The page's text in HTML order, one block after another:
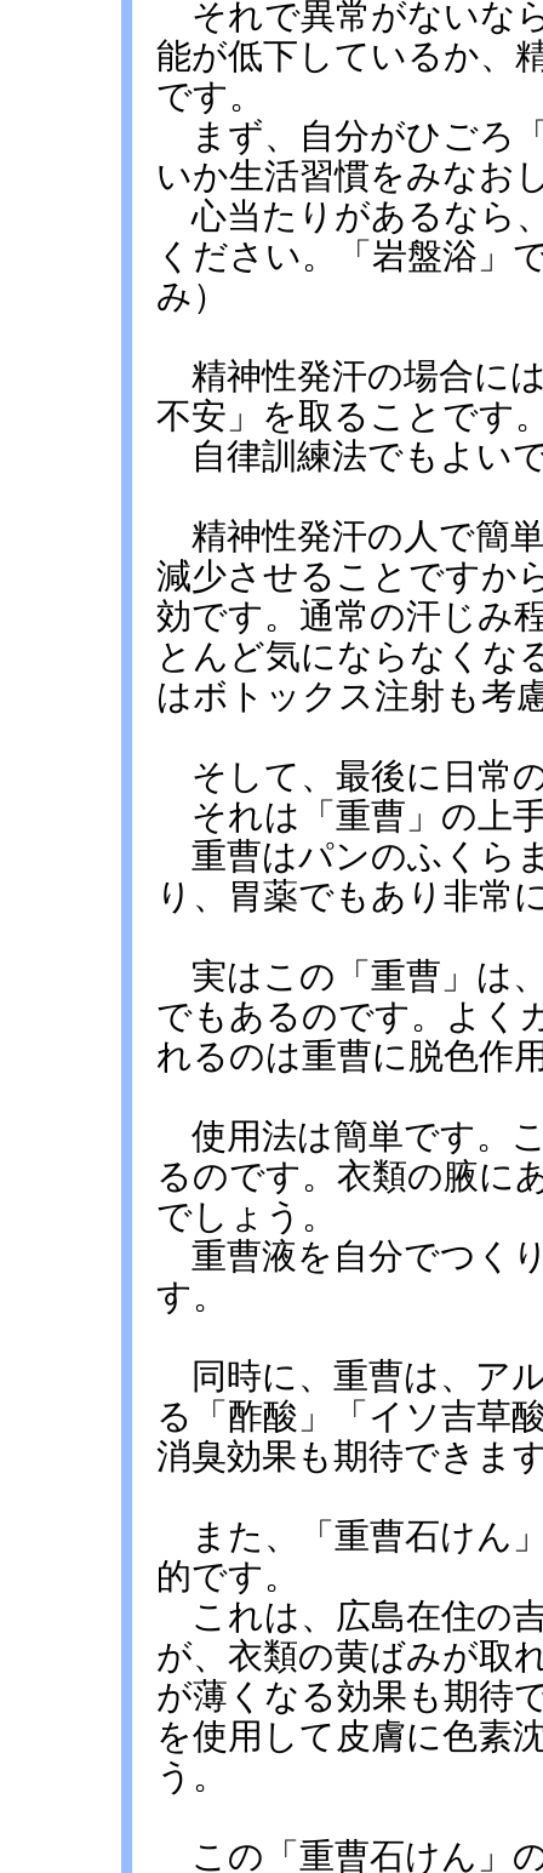
それで異常がないな
能が低下しているか、
です。
まず、自分がひごろ
いか生活習慣をみなお
心当たりがあるなら
ください。「岩盤浴」
み）
精神性発汗の場合に
不安」を取ることです
自律訓練法でもよい
精神性発汗の人で簡
減少させることですか
効です。通常の汗じみ
とんど気にならなくな
はボトックス注射も考
そして、最後に日常
それは「重曹」の上
重曹はパンのふくら
り、胃薬でもあり非常
実はこの「重曹」は
でもあるのです。よく
れるのは重曹に脱色作
使用法は簡単です。
るのです。衣類の腋に
でしょう。
重曹液を自分でつく
す。
同時に、重曹は、ア
る「酢酸」「イソ吉草
消臭効果も期待できま
また、「重曹石けん
的です。
これは、広島在住の
が、衣類の黄ばみが取
が薄くなる効果も期待
を使用して皮膚に色素
う。
この「重曹石けん」